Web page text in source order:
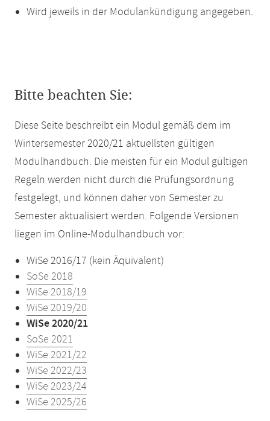
Wird jeweils in der Modulankündigung angegeben.
Bitte beachten Sie:
Diese Seite beschreibt ein Modul gemäß dem im
Wintersemester 2020/21 aktuellsten gültigen
Modulhandbuch. Die meisten für ein Modul gültigen
Regeln werden nicht durch die Prüfungsordnung
festgelegt, und können daher von Semester zu
Semester aktualisiert werden. Folgende Versionen
liegen im Online-Modulhandbuch vor:
WiSe 2016/17 (kein Äquivalent)
SoSe 2018
WiSe 2018/19
WiSe 2019/20
WiSe 2020/21
SoSe 2021
WiSe 2021/22
WiSe 2022/23
WiSe 2023/24
WiSe 2025/26